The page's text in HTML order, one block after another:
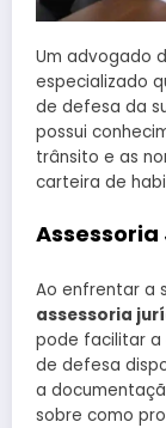
Um advogado
especializado
de defesa da
possui
trânsito e as
carteira de
Ao enfrentar a
assessoria
pode facilitar a
de defesa
a
sobre como